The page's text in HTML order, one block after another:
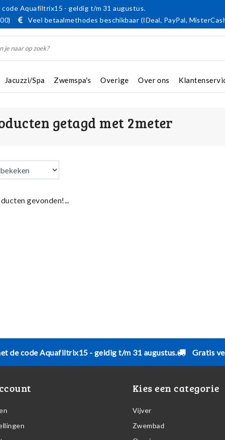
Aquafiltrix15 - geldig t/m 31 augustus.
Veel betaalmethodes beschikbaar (IDeal, PayPal,
Jacuzzi/Spa Zwemspa's Overige Over ons
getagd met 2meter
gevonden!...
de code Aquafiltrix15 - geldig t/m 31 augustus. Gratis
Kies een categorie
Vijver
Zwembad